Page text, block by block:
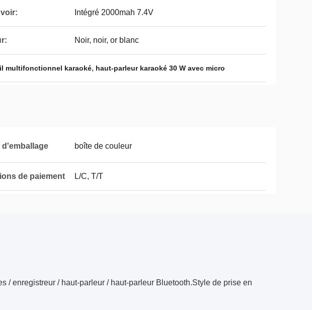
Intégré 2000mah 7.4V
Noir, noir, or blanc
multifonctionnel karaoké, haut-parleur karaoké 30 W avec micro
d'emballage boîte de couleur
de paiement L/C, T/T
/ enregistreur / haut-parleur / haut-parleur Bluetooth.Style de prise en